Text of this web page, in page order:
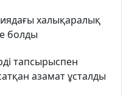
халықаралық
болды
тапсырыспен
азамат ұсталды